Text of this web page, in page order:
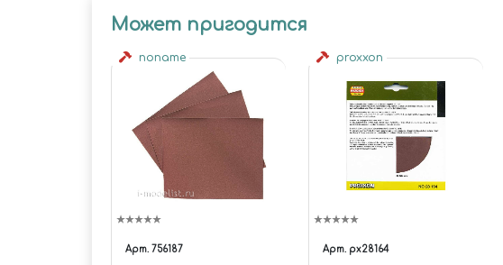
Может пригодится
noname
Арт. 756187
proxxon
Арт. px28164